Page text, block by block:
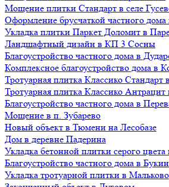
Мощение плитки Стандарт в селе
Оформление брусчаткой частного
Укладка плитки Паркет Доломит в
Ландшафтный дизайн в КП 3 Сосны
Благоустройство частного дома в
Комплексное благоустройство дома в
Тротуарная плитка Классико Стандарт
Тротуарная плитка Классико
Благоустройство частного дома в
Мощение в п. Зубарево
Новый объект в Тюмени на Лесобазе
Дом в деревне Падерина
Укладка бетонной плитки серого
Благоустройство частного дома в
Укладка тротуарной плитки в Мальково